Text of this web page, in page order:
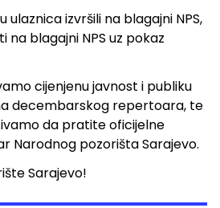
ulaznica izvršili na blagajni NPS,
blagajni NPS uz pokaz
cijenjenu javnost i publiku
decembarskog repertoara, te
da pratite oficijelne
Narodnog pozorišta Sarajevo.
Sarajevo!